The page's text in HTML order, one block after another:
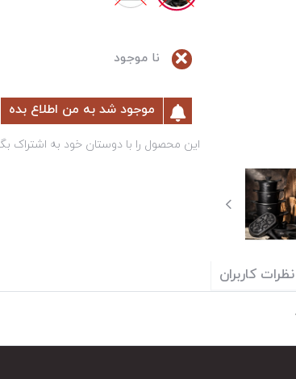
نا موجود
موجود شد به من اطلاع بده
این محصول را با دوستان خود به اشتراک
نظرات کاربران